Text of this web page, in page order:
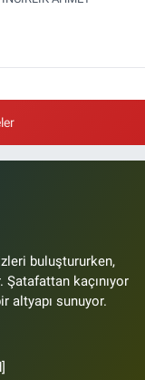
Yanı Akua Florya
buluştururken,
kaçınıyor
altyapı sunuyor.